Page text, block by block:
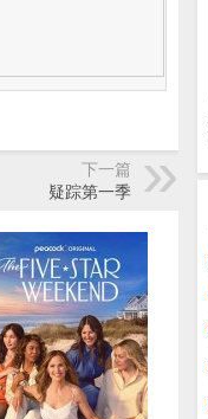
下一篇
疑踪第一季